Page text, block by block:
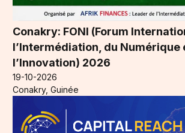
Conakry: FONI (Forum
l’Intermédiation, du Numérique
l’Innovation) 2026
19-10-2026
Conakry, Guinée